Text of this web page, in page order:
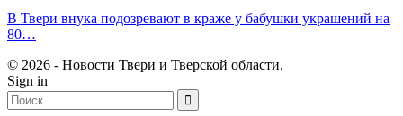
В Твери внука подозревают в краже у бабушки украшений на
80…
© 2026 - Новости Твери и Тверской области.
Sign in